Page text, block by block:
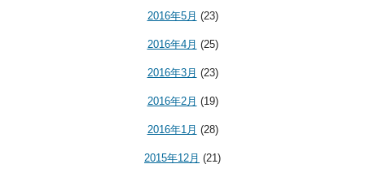
2016年5月 (23)
2016年4月 (25)
2016年3月 (23)
2016年2月 (19)
2016年1月 (28)
2015年12月 (21)